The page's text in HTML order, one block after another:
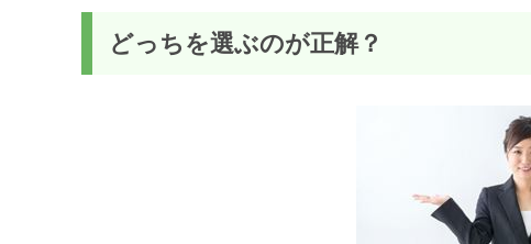
どっちを選ぶのが正解？